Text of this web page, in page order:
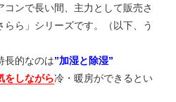
ンで長い間、主力として販売さ
ら」シリーズです。（以下、う
長的なのは”加湿と除湿”
をしながら冷・暖房ができるとい